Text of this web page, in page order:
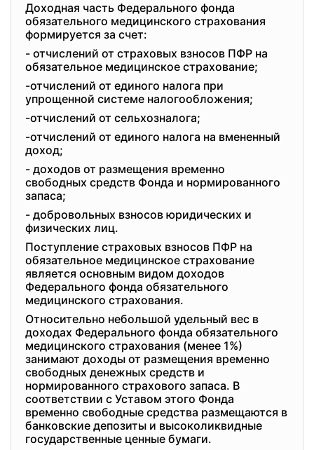
Доходная часть Федерального фонда
обязательного медицинского страхования
формируется за счет:
- отчислений от страховых взносов ПФР на
обязательное медицинское страхование;
-отчислений от единого налога при
упрощенной системе налогообложения;
-отчислений от сельхозналога;
-отчислений от единого налога на вмененный
доход;
- доходов от размещения временно
свободных средств Фонда и нормированного
запаса;
- добровольных взносов юридических и
физических лиц.
Поступление страховых взносов ПФР на
обязательное медицинское страхование
является основным видом доходов
Федерального фонда обязательного
медицинского страхования.
Относительно небольшой удельный вес в
доходах Федерального фонда обязательного
медицинского страхования (менее 1%)
занимают доходы от размещения временно
свободных денежных средств и
нормированного страхового запаса. В
соответствии с Уставом этого Фонда
временно свободные средства размещаются в
банковские депозиты и высоколиквидные
государственные ценные бумаги.